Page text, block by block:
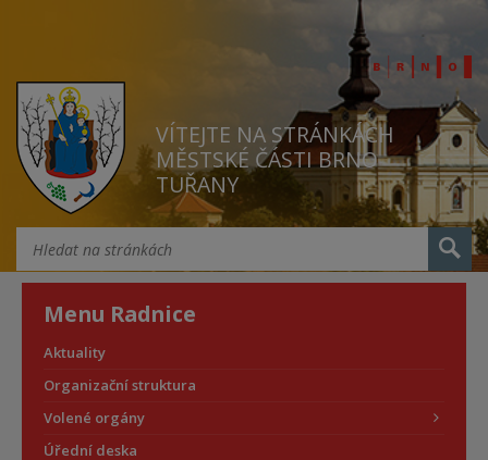
VÍTEJTE NA STRÁNKÁCH
MĚSTSKÉ ČÁSTI BRNO
TUŘANY
Menu Radnice
Aktuality
Organizační struktura
Volené orgány
Úřední deska